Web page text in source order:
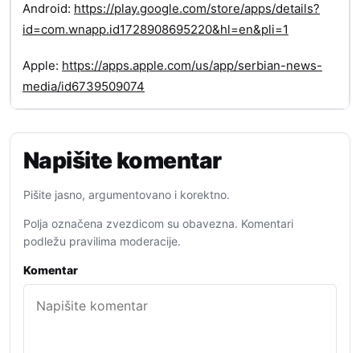
Android: https://play.google.com/store/apps/details?
id=com.wnapp.id1728908695220&hl=en&pli=1
Apple: https://apps.apple.com/us/app/serbian-news-
media/id6739509074
Napišite komentar
Pišite jasno, argumentovano i korektno.
Polja označena zvezdicom su obavezna. Komentari
podležu pravilima moderacije.
Komentar